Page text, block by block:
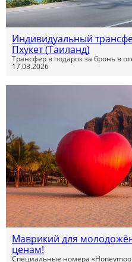
Индивидуальный
Пхукет (Таиланд)
Трансфер в подарок за бронь в
17.03.2026
Маврикий для
ценам!
Специальные номера